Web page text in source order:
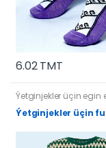
6.02 TMT
Ýetginjekler üçin egin
Ýetginjekler üçin